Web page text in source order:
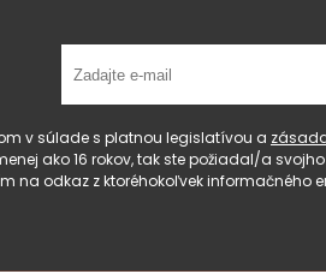
v súlade s platnou legislatívou a
ako 16 rokov, tak ste požiadal/a
na odkaz z ktoréhokoľvek informačného